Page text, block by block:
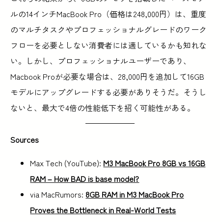
ルの14インチMacBook Pro（価格は248,000円）は、重度
のマルチタスクやプロフェッショナルグレードのワーク
フローを必要としない消費者には適しているかも知れな
い。しかし、プロフェッショナルユーザーであり、
Macbook Proが必要な場合は、28,000円を追加して16GB
モデルにアップグレードする必要がありそうだ。そうし
ないと、最大で4倍の性能低下を招く可能性がある。
Sources
Max Tech (YouTube): M3 MacBook Pro 8GB vs 16GB
RAM – How BAD is base model?
via MacRumors: 8GB RAM in M3 MacBook Pro
Proves the Bottleneck in Real-World Tests